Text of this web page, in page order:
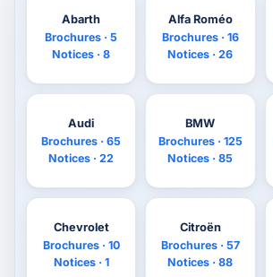
Abarth
Brochures · 5
Notices · 8
Alfa Roméo
Brochures · 16
Notices · 26
Audi
Brochures · 65
Notices · 22
BMW
Brochures · 125
Notices · 85
Chevrolet
Brochures · 10
Notices · 1
Citroën
Brochures · 57
Notices · 88